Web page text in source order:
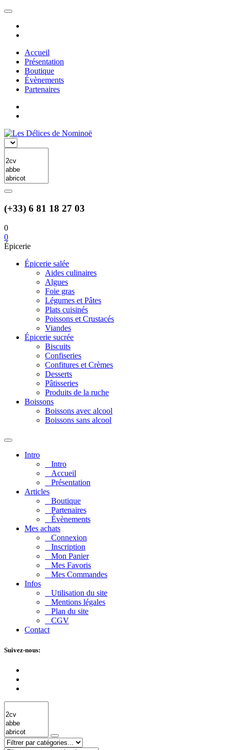
Accueil
Présentation
Boutique
Évènements
Partenaires
(+33) 6 81 18 27 03
0
0
Épicerie
Épicerie salée
Aides culinaires
Algues
Foie gras
Légumes et Pâtes
Plats cuisinés
Poissons et Crustacés
Viandes
Épicerie sucrée
Biscuits
Confiseries
Confitures et Crèmes
Desserts
Pâtisseries
Produits de la ruche
Boissons
Boissons avec alcool
Boissons sans alcool
Intro
Intro
Accueil
Présentation
Articles
Boutique
Partenaires
Évènements
Mes achats
Connexion
Inscription
Mon Panier
Mes Favoris
Mes Commandes
Infos
Utilisation du site
Mentions légales
Plan du site
CGV
Contact
Suivez-nous: